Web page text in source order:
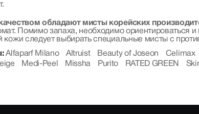
обладают мисты корейских
Помимо запаха, необходимо ориентироваться
кожи следует выбирать специальные мисты с
Alfaparf Milano Altruist Beauty of Joseon Celimax
Medi-Peel Missha Purito RATED GREEN